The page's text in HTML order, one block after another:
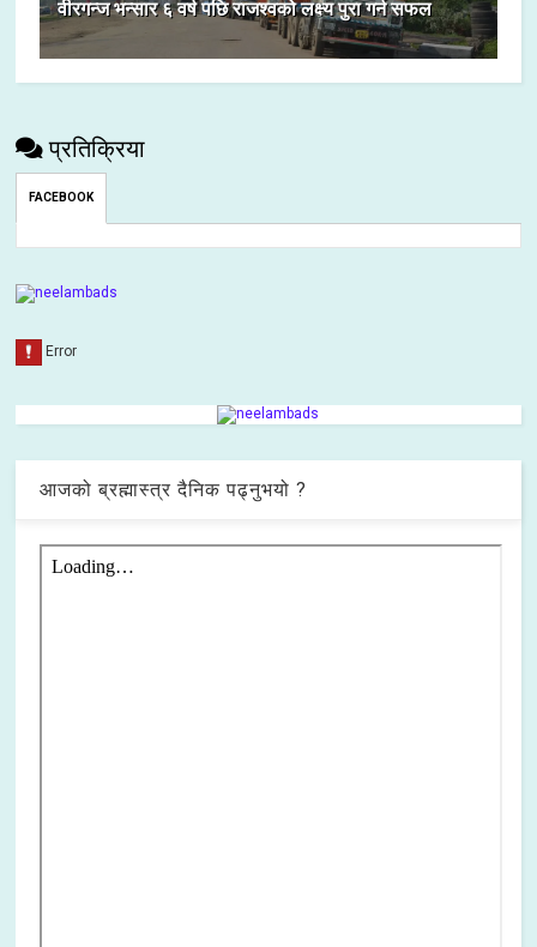
वीरगन्ज भन्सार ६ वर्ष पछि राजश्वको लक्ष्य पुरा गर्न सफल
प्रतिक्रिया
FACEBOOK
आजको ब्रह्मास्त्र दैनिक पढ्नुभयो ?